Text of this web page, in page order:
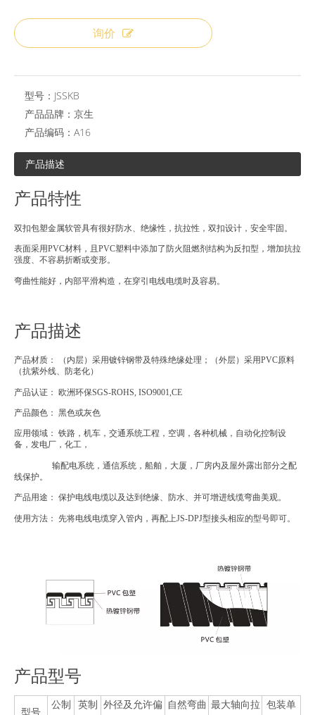
询价
型号： JSSKB
产品品牌： 京生
产品编码： A16
产品描述
产品特性
双扣包塑金属软管具有很好防水、绝缘性，抗拉性，双扣设计，安全牢固。
表面采用PVC材料，且PVC塑料中添加了防火阻燃剂结构为反扣型，增加抗拉
强度、不容易折断或变形。
弯曲性能好，内部平滑构造，在穿引电线电缆时及容易。
产品描述
产品材质： （内层）采用镀锌钢带及特殊绝缘处理；（外层）采用PVC原料
（抗紫外线、防老化）
产品认证： 欧洲环保SGS-ROHS, ISO9001,CE
产品颜色： 黑色或灰色
应用领域： 铁路，机车，交通系统工程，空调，各种机械，自动化控制设
备，发电厂，化工，
输配电系统，通信系统，船舶，大厦，厂房内及屋外露出部分之配
线保护。
产品用途： 保护电线电缆以及达到绝缘、防水、并可增进线缆弯曲美观。
使用方法： 先将电线电缆穿入管内，再配上JS-DPJ型接头相应的型号即可。
产品型号
型号
公制 英制 外径及允许偏 自然弯曲 最大轴向拉 包装单